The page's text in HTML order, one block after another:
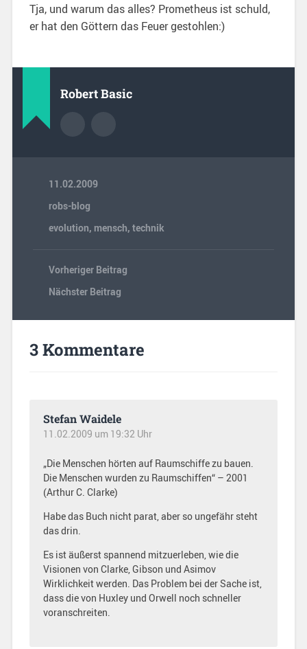
Tja, und warum das alles? Prometheus ist schuld,
er hat den Göttern das Feuer gestohlen:)
Robert Basic
11.02.2009
robs-blog
evolution, mensch, technik
Vorheriger Beitrag
Nächster Beitrag
3 Kommentare
Stefan Waidele
11.02.2009 um 19:32 Uhr
„Die Menschen hörten auf Raumschiffe zu bauen.
Die Menschen wurden zu Raumschiffen“ – 2001
(Arthur C. Clarke)
Habe das Buch nicht parat, aber so ungefähr steht
das drin.
Es ist äußerst spannend mitzuerleben, wie die
Visionen von Clarke, Gibson und Asimov
Wirklichkeit werden. Das Problem bei der Sache ist,
dass die von Huxley und Orwell noch schneller
voranschreiten.